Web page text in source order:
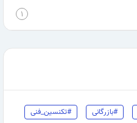
۱
#بازرگانی
#تکنسین_فنی